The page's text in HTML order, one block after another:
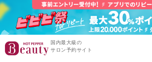
国内最大級の
サロン予約サイト